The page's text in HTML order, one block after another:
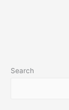
Search